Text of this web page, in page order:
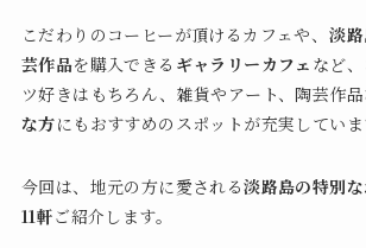
こだわりのコーヒーが頂けるカフェや、淡
芸作品を購入できる ギャラリーカフェ など
ツ好きはもちろん、雑貨やアート、陶芸作
な方にもおすすめのスポットが充実していま
今回は、地元の方に愛される淡路島の特別
11軒ご紹介します。